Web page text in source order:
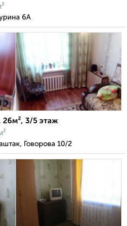
6А
3/5 этаж
Говорова 10/2